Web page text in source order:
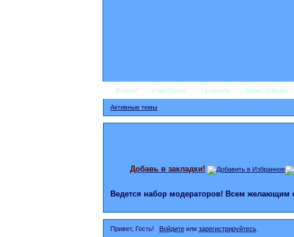
Форум Участники Правила Регистрация
Активные темы
Добавь в закладки!
Ведется набор модераторов! Всем желающим
Привет, Гость! Войдитеили зарегистрируйтесь.